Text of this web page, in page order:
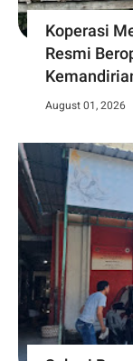
Koperasi
Resmi
August 01, 2026